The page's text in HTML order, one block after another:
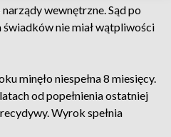
wewnętrzne. Sąd po
nie miał wątpliwości
minęło niespełna 8 miesięcy.
od popełnienia ostatniej
Wyrok spełnia